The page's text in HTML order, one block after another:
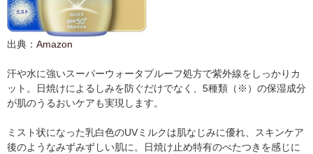
出典： Amazon
汗や水に強いスーパーウォータプルーフ処方で紫外線をしっかりカ
ット。日焼けによるしみを防ぐだけでなく、5種類（※）の保湿成分
が肌のうるおいケアも実現します。
ミスト状になった乳白色のUVミルクは肌なじみに優れ、スキンケア
後のようなみずみずしい肌に。日焼け止め特有のべたつきを感じに